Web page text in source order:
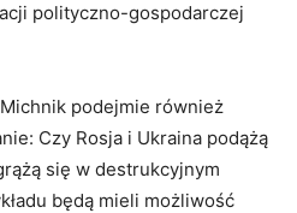
polityczno-gospodarczej
podejmie również
Czy Rosja i Ukraina podążą
się w destrukcyjnym
będą mieli możliwość